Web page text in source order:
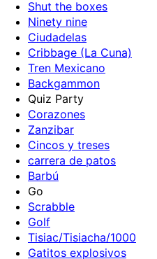
Shut the boxes
Ninety nine
Ciudadelas
Cribbage (La Cuna)
Tren Mexicano
Backgammon
Quiz Party
Corazones
Zanzibar
Cincos y treses
carrera de patos
Barbú
Go
Scrabble
Golf
Tisiac/Tisiacha/1000
Gatitos explosivos